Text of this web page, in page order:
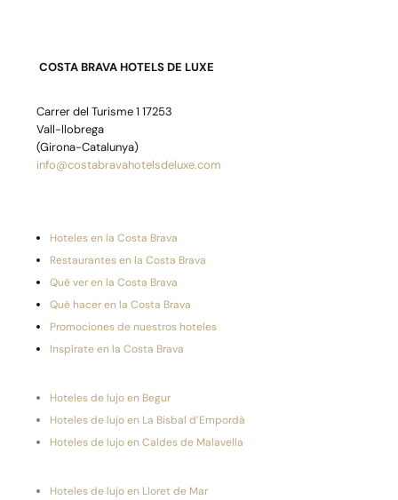
COSTA BRAVA HOTELS DE LUXE
Carrer del Turisme 1 17253
Vall-llobrega
(Girona-Catalunya)
info@costabravahotelsdeluxe.com
Hoteles en la Costa Brava
Restaurantes en la Costa Brava
Qué ver en la Costa Brava
Qué hacer en la Costa Brava
Promociones de nuestros hoteles
Inspírate en la Costa Brava
Hoteles de lujo en Begur
Hoteles de lujo en La Bisbal d’Empordà
Hoteles de lujo en Caldes de Malavella
Hoteles de lujo en Lloret de Mar